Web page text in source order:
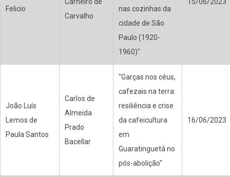
Felicio
Carvalho
nas cozinhas da
cidade de São
Paulo (1920-
1960)"
João Luís
Lemos de
Paula Santos
Carlos de
Almeida
Prado
Bacellar
"Garças nos céus,
cafezais na terra:
resiliência e crise
da cafeicultura
em
Guaratinguetá no
pós-abolição"
16/06/2023